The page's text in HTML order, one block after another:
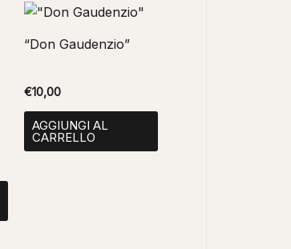
“Don Gaudenzio”
€10,00
AGGIUNGI AL
CARRELLO